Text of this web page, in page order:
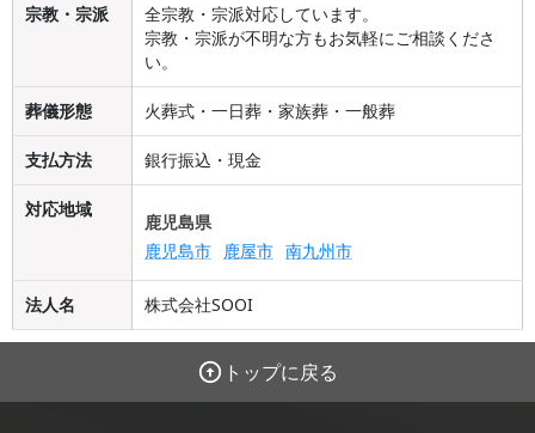
宗教・宗派
全宗教・宗派対応しています。
宗教・宗派が不明な方もお気軽にご相談くださ
い。
葬儀形態 火葬式・一日葬・家族葬・一般葬
支払方法 銀行振込・現金
対応地域
鹿児島県
鹿児島市
鹿屋市 南九州市
法人名 株式会社SOOI
トップに戻る